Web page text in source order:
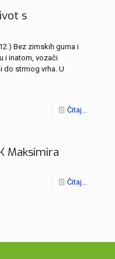
s
Bez zimskih guma i
i inatom, vozači
do strmog vrha. U
Čitaj...
Maksimira
Čitaj...